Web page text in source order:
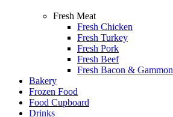
Fresh Meat
Fresh Chicken
Fresh Turkey
Fresh Pork
Fresh Beef
Fresh Bacon & Gammon
Bakery
Frozen Food
Food Cupboard
Drinks